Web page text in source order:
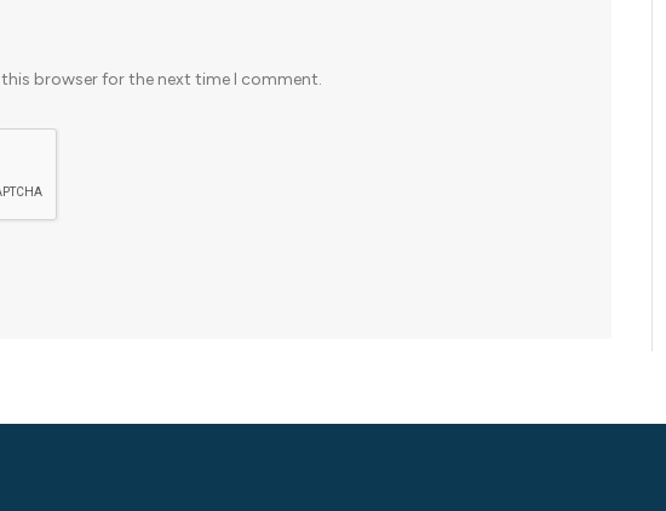
browser for the next time I comment.